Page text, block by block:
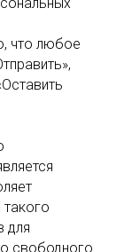
любое
для
свободного